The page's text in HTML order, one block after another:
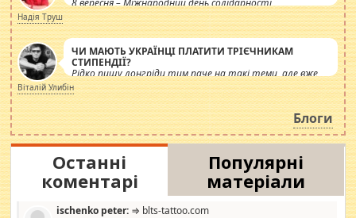
8 вересня – Міжнародний день солідарності
журналістів.
Надія Труш
ЧИ МАЮТЬ УКРАЇНЦІ ПЛАТИТИ ТРІЄЧНИКАМ
СТИПЕНДІЇ?
Рідко пишу лонгріди тим паче на такі теми, але вже
просто дістало! Обурюють сьогоднішні інсенуації
навколо стипендіального питання. Штучно
роздувається ще одна соціальна катастрофа.
Віталій Улибін
Блоги
Останні
коментарі
Популярні
матеріали
ischenko peter: ⇒ blts-tattoo.com